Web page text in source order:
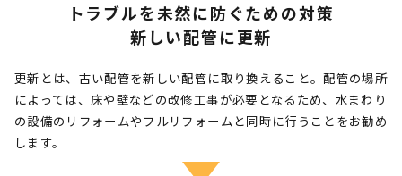
トラブルを未然に防ぐための対策
新しい配管に更新
更新とは、古い配管を新しい配管に取り換えること。配管の場所
によっては、床や壁などの改修工事が必要となるため、水まわり
の設備のリフォームやフルリフォームと同時に行うことをお勧め
します。